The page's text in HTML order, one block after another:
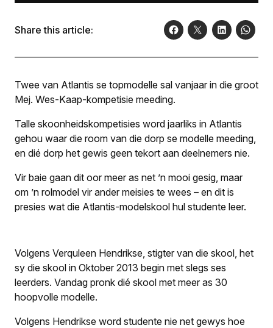
die groep by hul afrigter, Verquleen Hendrikse (heel
Share this article:
Twee van Atlantis se topmodelle sal vanjaar in die groot
Mej. Wes-Kaap-kompetisie meeding.
Talle skoonheidskompetisies word jaarliks in Atlantis
gehou waar die room van die dorp se modelle meeding,
en dié dorp het gewis geen tekort aan deelnemers nie.
Vir baie gaan dit oor meer as net ’n mooi gesig, maar
om ’n rolmodel vir ander meisies te wees – en dit is
presies wat die Atlantis-modelskool hul studente leer.
Volgens Verquleen Hendrikse, stigter van die skool, het
sy die skool in Oktober 2013 begin met slegs ses
leerders. Vandag pronk dié skool met meer as 30
hoopvolle modelle.
Volgens Hendrikse word studente nie net gewys hoe